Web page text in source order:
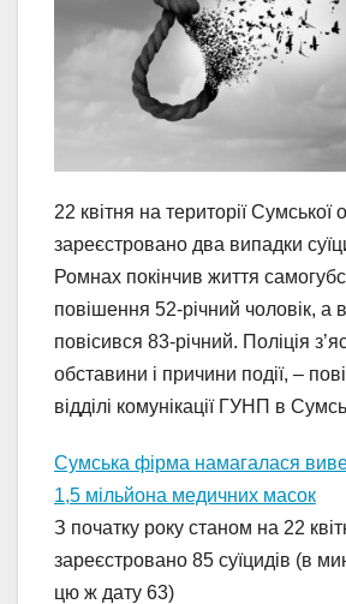
22 квітня на території Сумської
зареєстровано два випадки
Ромнах покінчив життя
повішення 52-річний чоловік, а
повісився 83-річний. Поліція
обставини і причини події, –
відділі комунікації ГУНП в
Сумська фірма намагалася
1,5 мільйона медичних масок
З початку року станом на 22
зареєстровано 85 суїцидів (в
цю ж дату 63)